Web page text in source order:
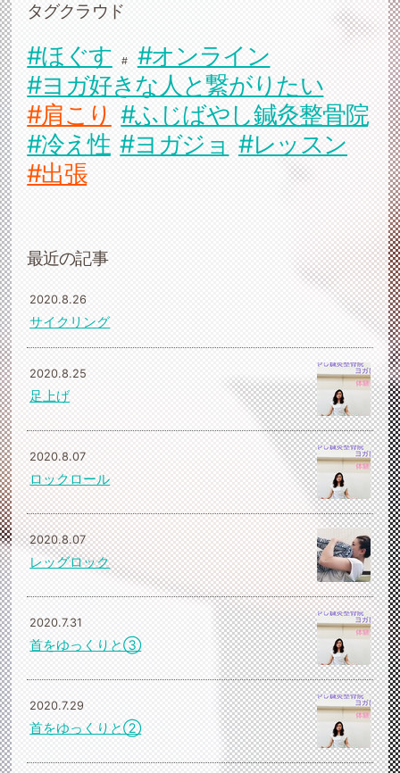
タグクラウド
#ほぐす #
#オンライン
#ヨガ好きな人と繋がりたい
#肩こり #ふじばやし鍼灸整骨院
#冷え性 #ヨガジョ #レッスン
#出張
最近の記事
2020.8.26
サイクリング
2020.8.25
足上げ
2020.8.07
ロックロール
2020.8.07
レッグロック
2020.7.31
首をゆっくりと③
2020.7.29
首をゆっくりと②